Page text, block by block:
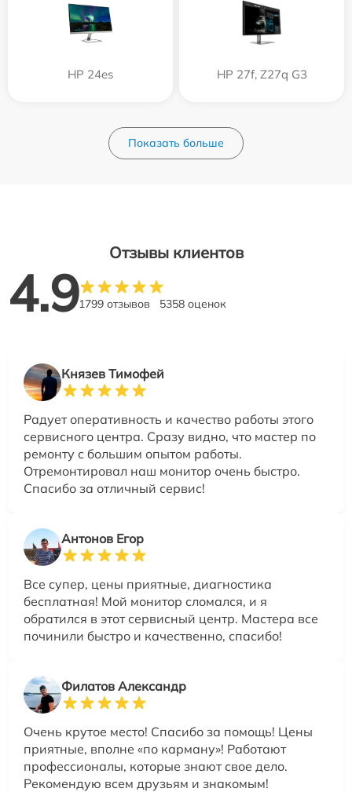
HP 24es HP 27f, Z27q G3
Показать больше
Отзывы клиентов
4.91799 отзывов 5358 оценок
Князев Тимофей
Радует оперативность и качество работы этого
сервисного центра. Сразу видно, что мастер по
ремонту с большим опытом работы.
Отремонтировал наш монитор очень быстро.
Спасибо за отличный сервис!
Антонов Егор
Все супер, цены приятные, диагностика
бесплатная! Мой монитор сломался, и я
обратился в этот сервисный центр. Мастера все
починили быстро и качественно, спасибо!
Филатов Александр
Очень крутое место! Спасибо за помощь! Цены
приятные, вполне «по карману»! Работают
профессионалы, которые знают свое дело.
Рекомендую всем друзьям и знакомым!